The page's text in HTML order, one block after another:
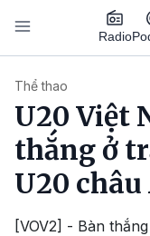
Nhảy đến nội dung
Radio
Thể thao
U20 Việt
thắng ở
U20 châu
[VOV2] - Bàn